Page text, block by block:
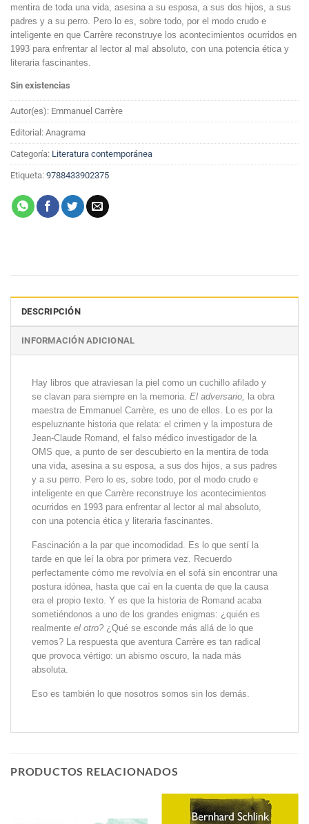
mentira de toda una vida, asesina a su esposa, a sus dos hijos, a sus
padres y a su perro. Pero lo es, sobre todo, por el modo crudo e
inteligente en que Carrère reconstruye los acontecimientos ocurridos en
1993 para enfrentar al lector al mal absoluto, con una potencia ética y
literaria fascinantes.
Sin existencias
Autor(es): Emmanuel Carrère
Editorial: Anagrama
Categoría: Literatura contemporánea
Etiqueta: 9788433902375
DESCRIPCIÓN
INFORMACIÓN ADICIONAL
Hay libros que atraviesan la piel como un cuchillo afilado y
se clavan para siempre en la memoria. El adversario, la obra
maestra de Emma­nuel Carrère, es uno de ellos. Lo es por la
espeluznante historia que relata: el crimen y la impostura de
Jean-Claude Romand, el falso médico investigador de la
OMS que, a punto de ser descubierto en la mentira de toda
una vida, asesina a su esposa, a sus dos hijos, a sus padres
y a su perro. Pero lo es, sobre todo, por el modo crudo e
inteligente en que Carrère reconstruye los acontecimientos
ocurridos en 1993 para enfrentar al lector al mal absoluto,
con una potencia ética y literaria fascinantes.
Fascinación a la par que incomodidad. Es lo que sentí la
tarde en que leí la obra por primera vez. Recuerdo
perfectamente cómo me re­volvía en el sofá sin encontrar una
postura idónea, hasta que caí en la cuenta de que la causa
era el propio texto. Y es que la historia de Romand acaba
sometiéndonos a uno de los grandes enigmas: ¿quién es
realmente el otro? ¿Qué se esconde más allá de lo que
vemos? La respuesta que aventura Carrère es tan radical
que provoca vértigo: un abismo oscuro, la nada más
absoluta.
Eso es también lo que nosotros somos sin los demás.
PRODUCTOS RELACIONADOS